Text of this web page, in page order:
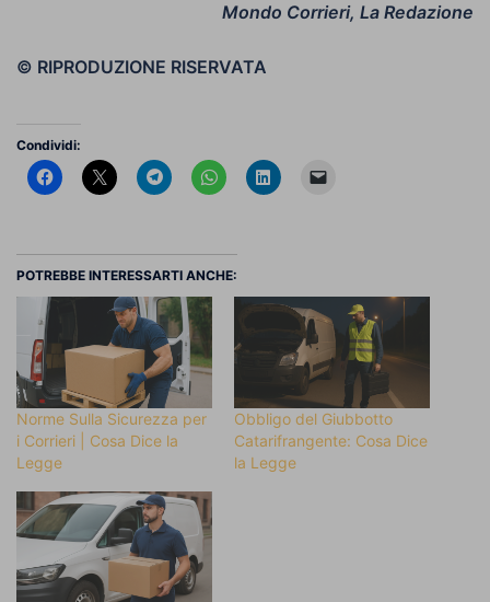
Mondo Corrieri, La Redazione
© RIPRODUZIONE RISERVATA
Condividi:
POTREBBE INTERESSARTI ANCHE:
Norme Sulla Sicurezza per
i Corrieri | Cosa Dice la
Legge
Obbligo del Giubbotto
Catarifrangente: Cosa Dice
la Legge